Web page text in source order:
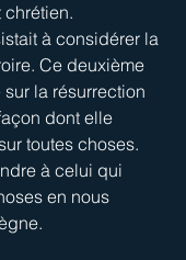
à considérer la
Ce deuxième
la résurrection
dont elle
toutes choses.
à celui qui
en nous